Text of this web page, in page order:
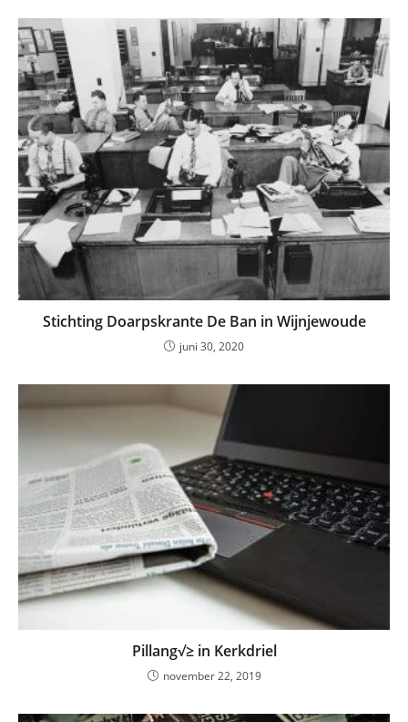
Stichting Doarpskrante De Ban in Wijnjewoude
juni 30, 2020
Pillang√≥ in Kerkdriel
november 22, 2019